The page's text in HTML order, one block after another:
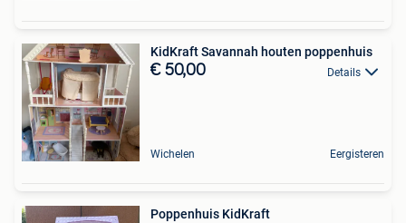
KidKraft Savannah houten poppenhuis
€ 50,00 Details
Wichelen Eergisteren
Poppenhuis KidKraft